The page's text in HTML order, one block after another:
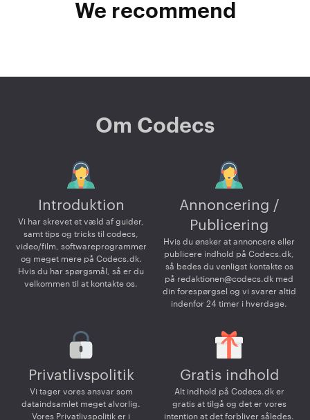
We recommend
Om Codecs
Introduktion
Vi har skrevet et væld af guider,
samt tips og tricks til codecs,
video/film, softwareprogrammer
og meget mere på Codecs.dk.
Hvis du har spørgsmål, så er du
velkommen til at kontakte os.
Annoncering /
Publicering
Hvis du ønsker at annoncere eller
publicere indhold på Codecs.dk,
så bedes du venligst kontakte os
på redaktionen@codecs.dk med
din forespørgsel og vi svarer altid
indenfor 24 timer i hverdage.
Privatlivspolitik
Vi tager vores ansvar som
dataindsamlet meget alvorlig.
Vores Privatlivspolitik er i
Gratis indhold
Alt indhold på Codecs.dk er
gratis at tilgå og det er vores
intention at det forbliver således.